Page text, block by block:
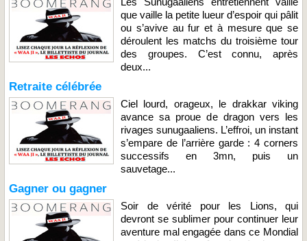
que vaille la petite lueur d’espoir qui pâlit
ou s’avive au fur et à mesure que se
déroulent les matchs du troisième tour
des groupes. C’est connu, après
deux...
Retraite célébrée
Ciel lourd, orageux, le drakkar viking
avance sa proue de dragon vers les
rivages sunugaaliens. L’effroi, un instant
s’empare de l’arrière garde : 4 corners
successifs en 3mn, puis un
sauvetage...
Gagner ou gagner
Soir de vérité pour les Lions, qui
devront se sublimer pour continuer leur
aventure mal engagée dans ce Mondial